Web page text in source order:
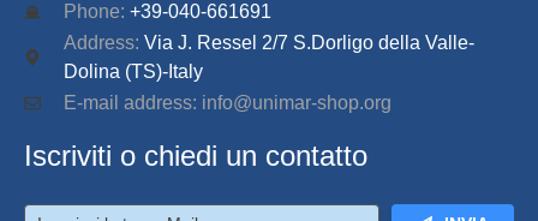
Phone: +39-040-661691
Address: Via J. Ressel 2/7 S.Dorligo della Valle-
Dolina (TS)-Italy
E-mail address: info@unimar-shop.org
Iscriviti o chiedi un contatto